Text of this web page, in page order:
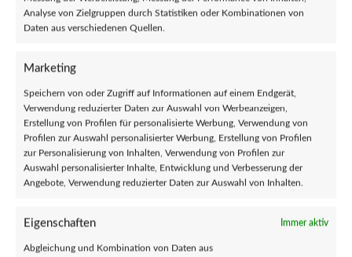
Analyse von Zielgruppen durch Statistiken oder Kombinationen von
Daten aus verschiedenen Quellen.
Marketing
Speichern von oder Zugriff auf Informationen auf einem Endgerät,
Verwendung reduzierter Daten zur Auswahl von Werbeanzeigen,
Erstellung von Profilen für personalisierte Werbung, Verwendung von
Profilen zur Auswahl personalisierter Werbung, Erstellung von Profilen
zur Personalisierung von Inhalten, Verwendung von Profilen zur
Auswahl personalisierter Inhalte, Entwicklung und Verbesserung der
Angebote, Verwendung reduzierter Daten zur Auswahl von Inhalten.
Eigenschaften Immer aktiv
Abgleichung und Kombination von Daten aus
9. Team Gates
10. Auf Seite 7
12. Von Mauern, Türmen, Brücken und Wegen
akzeptieren und diesen Inhalt zu aktivieren